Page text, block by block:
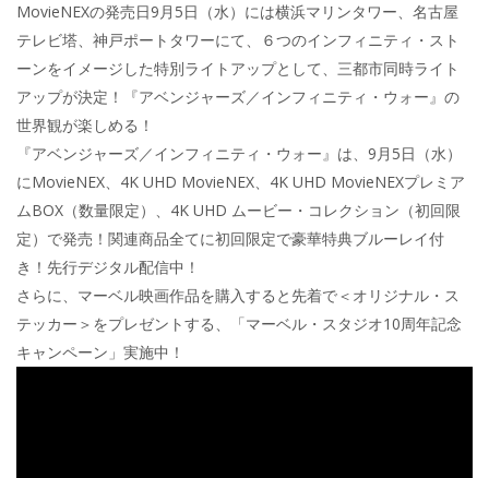
MovieNEXの発売日9月5日（水）には横浜マリンタワー、名古屋
テレビ塔、神戸ポートタワーにて、６つのインフィニティ・スト
ーンをイメージした特別ライトアップとして、三都市同時ライト
アップが決定！『アベンジャーズ／インフィニティ・ウォー』の
世界観が楽しめる！
『アベンジャーズ／インフィニティ・ウォー』は、9月5日（水）
にMovieNEX、4K UHD MovieNEX、4K UHD MovieNEXプレミア
ムBOX（数量限定）、4K UHD ムービー・コレクション（初回限
定）で発売！関連商品全てに初回限定で豪華特典ブルーレイ付
き！先行デジタル配信中！
さらに、マーベル映画作品を購入すると先着で＜オリジナル・ス
テッカー＞をプレゼントする、「マーベル・スタジオ10周年記念
キャンペーン」実施中！